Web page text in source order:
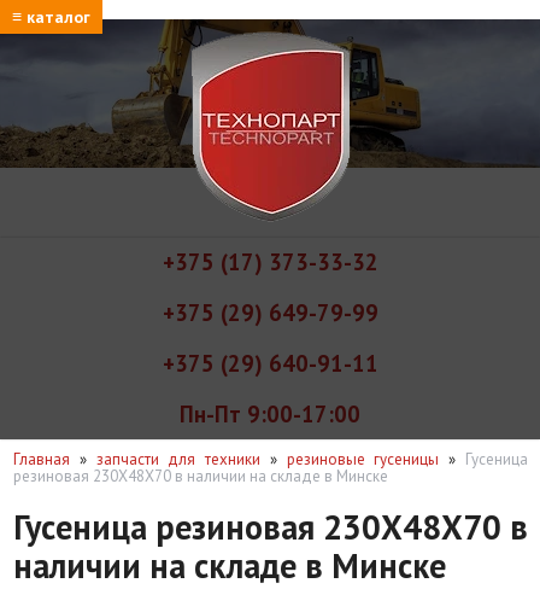
≡ каталог
+375 (17) 373-33-32
+375 (29) 649-79-99
+375 (29) 640-91-11
Пн-Пт 9:00-17:00
Главная » запчасти для техники » резиновые гусеницы » Гусеница
резиновая 230X48X70 в наличии на складе в Минске
Гусеница резиновая 230X48X70 в
наличии на складе в Минске